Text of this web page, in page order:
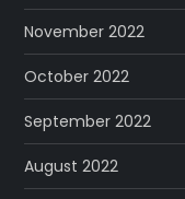
November 2022
October 2022
September 2022
August 2022